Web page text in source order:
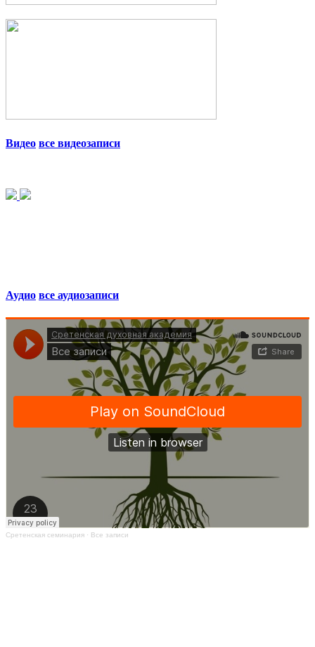
Видео все видеозаписи
Аудио все аудиозаписи
Сретенская семинария · Все записи